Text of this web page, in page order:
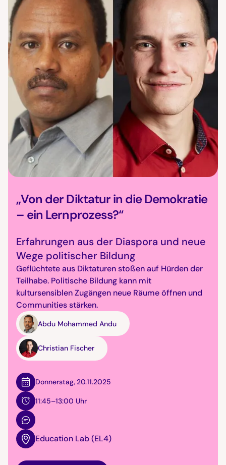
„Von der Diktatur in die Demokratie
– ein Lernprozess?“
Erfahrungen aus der Diaspora und neue
Wege politischer Bildung
Geflüchtete aus Diktaturen stoßen auf Hürden der
Teilhabe. Politische Bildung kann mit
kultursensiblen Zugängen neue Räume öffnen und
Communities stärken.
Abdu Mohammed Andu
Christian Fischer
Donnerstag,20.11.2025
11:45–13:00 Uhr
Education Lab (EL4)